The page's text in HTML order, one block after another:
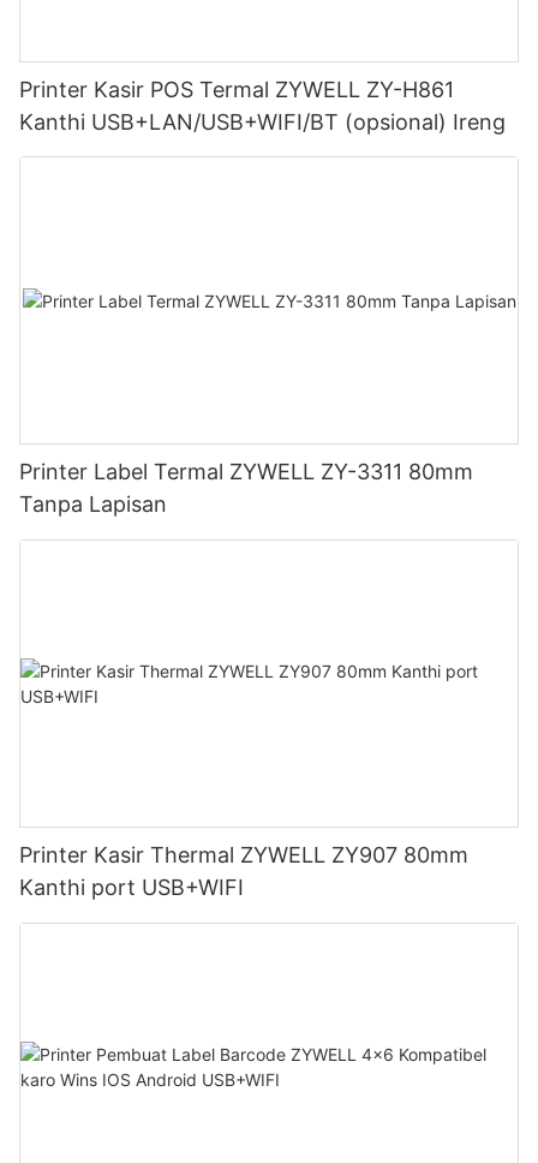
Printer Kasir POS Termal ZYWELL ZY-H861
Kanthi USB+LAN/USB+WIFI/BT (opsional) Ireng
Printer Label Termal ZYWELL ZY-3311 80mm
Tanpa Lapisan
Printer Kasir Thermal ZYWELL ZY907 80mm
Kanthi port USB+WIFI